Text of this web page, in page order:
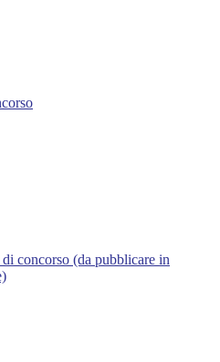
concorso (da pubblicare in